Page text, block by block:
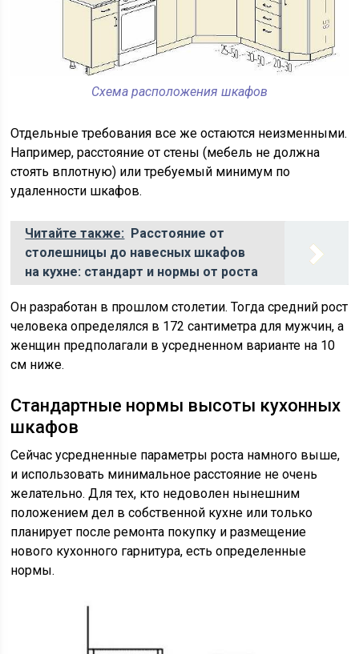
Схема расположения шкафов
Отдельные требования все же остаются неизменными.
Например, расстояние от стены (мебель не должна
стоять вплотную) или требуемый минимум по
удаленности шкафов.
Читайте также: Расстояние от
столешницы до навесных шкафов
на кухне: стандарт и нормы от роста
Он разработан в прошлом столетии. Тогда средний рост
человека определялся в 172 сантиметра для мужчин, а
женщин предполагали в усредненном варианте на 10
см ниже.
Стандартные нормы высоты кухонных
шкафов
Сейчас усредненные параметры роста намного выше,
и использовать минимальное расстояние не очень
желательно. Для тех, кто недоволен нынешним
положением дел в собственной кухне или только
планирует после ремонта покупку и размещение
нового кухонного гарнитура, есть определенные
нормы.